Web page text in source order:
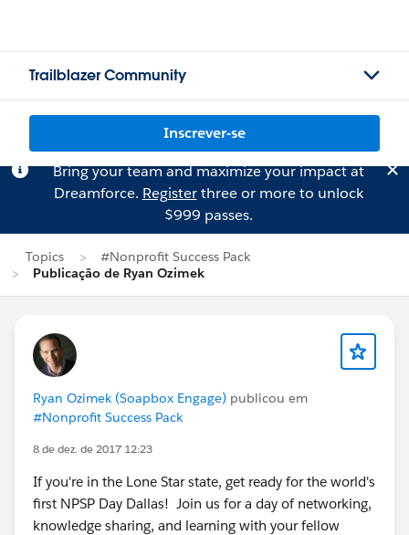
Trailblazer Community
Inscrever-se
Bring your team and maximize your impact at
Dreamforce. Registerthree or more to unlock
$999 passes.
Topics
#Nonprofit Success Pack
Publicação de Ryan Ozimek
Ryan Ozimek (Soapbox Engage) publicou em
#Nonprofit Success Pack
8 de dez. de 2017 12:23
If you're in the Lone Star state, get ready for the world's
first NPSP Day Dallas! Join us for a day of networking,
knowledge sharing, and learning with your fellow